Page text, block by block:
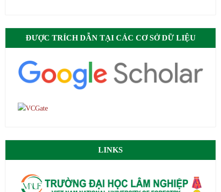
ĐƯỢC TRÍCH DẪN TẠI CÁC CƠ SỞ DỮ LIỆU
LINKS